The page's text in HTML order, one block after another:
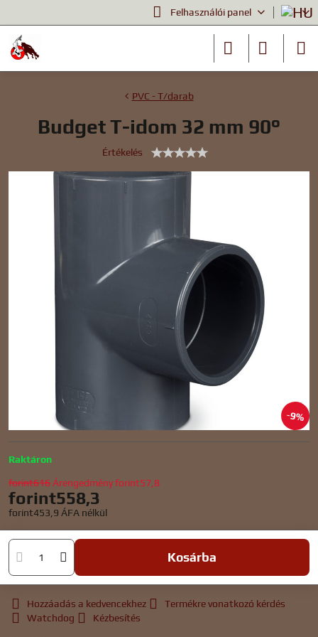
Felhasználói panel
9%
PVC - T/darab
Budget T-idom 32 mm 90°
Értékelés
Raktáron
forint616 Árengedményforint57,8
forint558,3
forint453,9 ÁFA nélkül
Kosárba
Hozzáadás a kedvencekhez
Termékre vonatkozó kérdés
Watchdog
Kézbesítés